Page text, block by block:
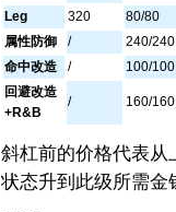
Leg
320
80/80
属性防御
/
240/240
命中改造
/
100/100
回避改造
+R&B
/ 160/160
斜杠前的价格代表从
状态升到此级所需金